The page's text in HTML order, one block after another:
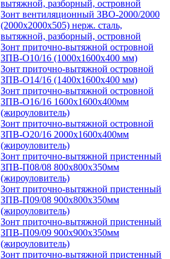
вытяжной, разборный, островной
Зонт вентиляционный ЗВО-2000/2000
(2000х2000х505) нерж. сталь,
вытяжной, разборный, островной
Зонт приточно-вытяжной островной
ЗПВ-О10/16 (1000х1600х400 мм)
Зонт приточно-вытяжной островной
ЗПВ-О14/16 (1400х1600х400 мм)
Зонт приточно-вытяжной островной
ЗПВ-О16/16 1600х1600х400мм
(жироуловитель)
Зонт приточно-вытяжной островной
ЗПВ-О20/16 2000х1600х400мм
(жироуловитель)
Зонт приточно-вытяжной пристенный
ЗПВ-П08/08 800х800х350мм
(жироуловитель)
Зонт приточно-вытяжной пристенный
ЗПВ-П09/08 900х800х350мм
(жироуловитель)
Зонт приточно-вытяжной пристенный
ЗПВ-П09/09 900х900х350мм
(жироуловитель)
Зонт приточно-вытяжной пристенный